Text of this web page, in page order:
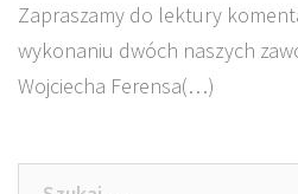
Zapraszamy do lektury
wykonaniu dwóch naszych
Wojciecha Ferensa(…)
Szukaj: